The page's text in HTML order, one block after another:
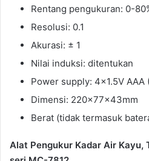
Rentang pengukuran: 0-
Resolusi: 0.1
Akurasi: ± 1
Nilai induksi: ditentukan
Power supply: 4×1.5V AAA
Dimensi: 220x77x43mm
Berat (tidak termasuk
Alat Pengukur Kadar Air Kayu,